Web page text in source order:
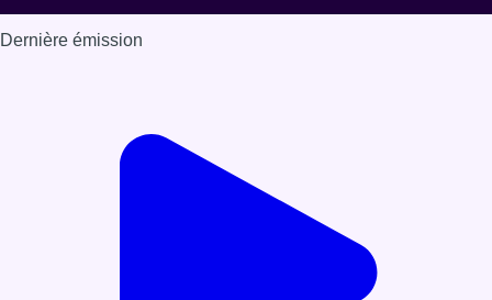
Dernière émission